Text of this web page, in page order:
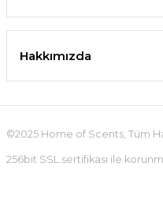
Hakkımızda
©2025 Home of Scents, Tüm
256bit SSL sertifikası ile